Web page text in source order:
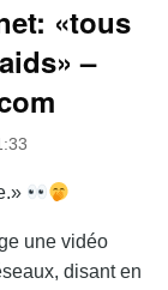
«tous
–
une vidéo
disant en